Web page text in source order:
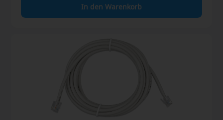
In den Warenkorb